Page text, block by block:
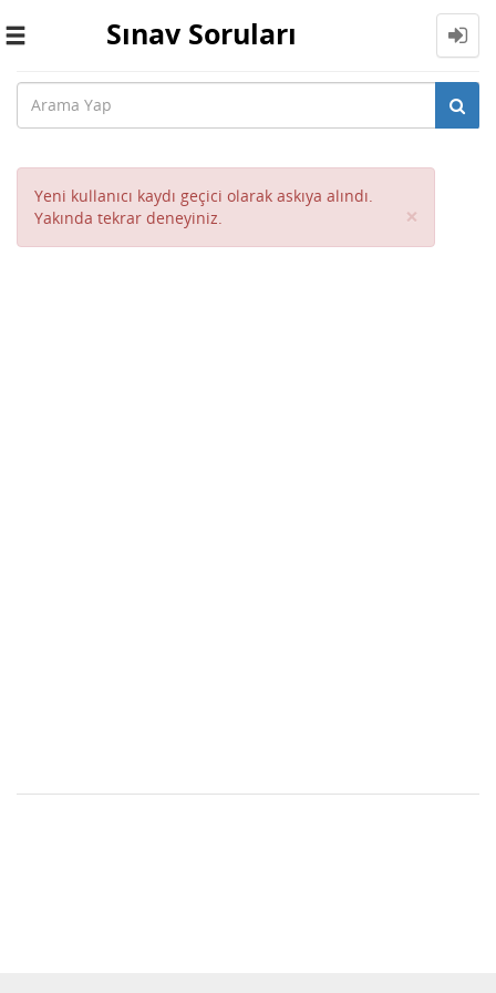
Toggle
Sınav Soruları
Yeni kullanıcı kaydı geçici olarak askıya alındı.
Yakında tekrar deneyiniz.
×